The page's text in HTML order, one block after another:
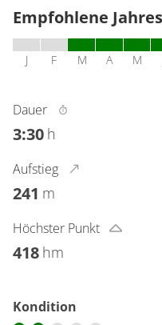
Empfohlene
J F M A M
Dauer
3:30 h
Aufstieg
241 m
Höchster Punkt
418 hm
Kondition